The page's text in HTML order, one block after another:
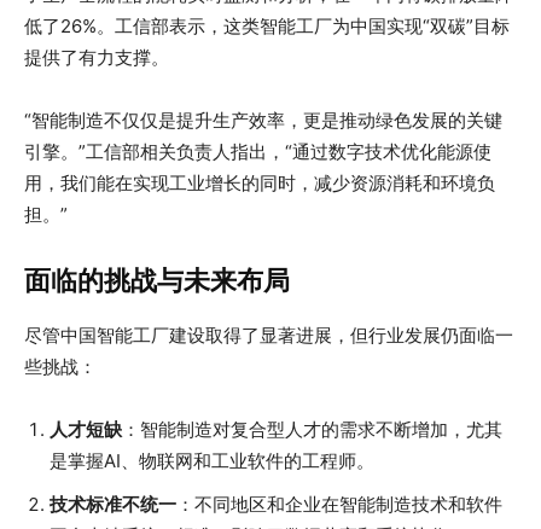
低了26%。工信部表示，这类智能工厂为中国实现“双碳”目标
提供了有力支撑。
“智能制造不仅仅是提升生产效率，更是推动绿色发展的关键
引擎。”工信部相关负责人指出，“通过数字技术优化能源使
用，我们能在实现工业增长的同时，减少资源消耗和环境负
担。”
面临的挑战与未来布局
尽管中国智能工厂建设取得了显著进展，但行业发展仍面临一
些挑战：
人才短缺 ：智能制造对复合型人才的需求不断增加，尤其
是掌握AI、物联网和工业软件的工程师。
技术标准不统一 ：不同地区和企业在智能制造技术和软件